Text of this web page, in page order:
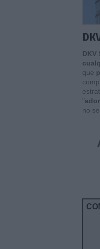
DKV
que
"
no